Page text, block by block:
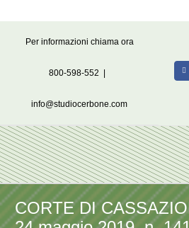
Per informazioni chiama ora
800-598-552
info@studiocerbone.com
CORTE DI